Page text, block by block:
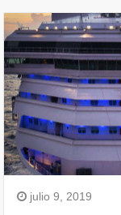
julio 9, 2019